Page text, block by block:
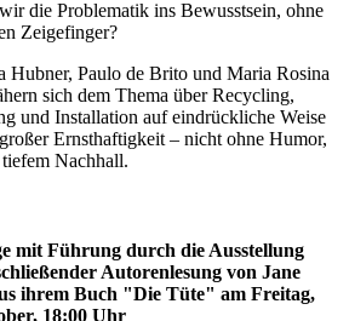
die Problematik ins Bewusstsein, ohne
Zeigefinger?
Hubner, Paulo de Brito und Maria Rosina
sich dem Thema über Recycling,
und Installation auf eindrückliche Weise
Ernst­haftigkeit – nicht ohne Humor,
Nachhall.
mit Führung durch die Ausstellung
Autorenlesung von Jane
ihrem Buch "Die Tüte" am Freitag,
18:00 Uhr